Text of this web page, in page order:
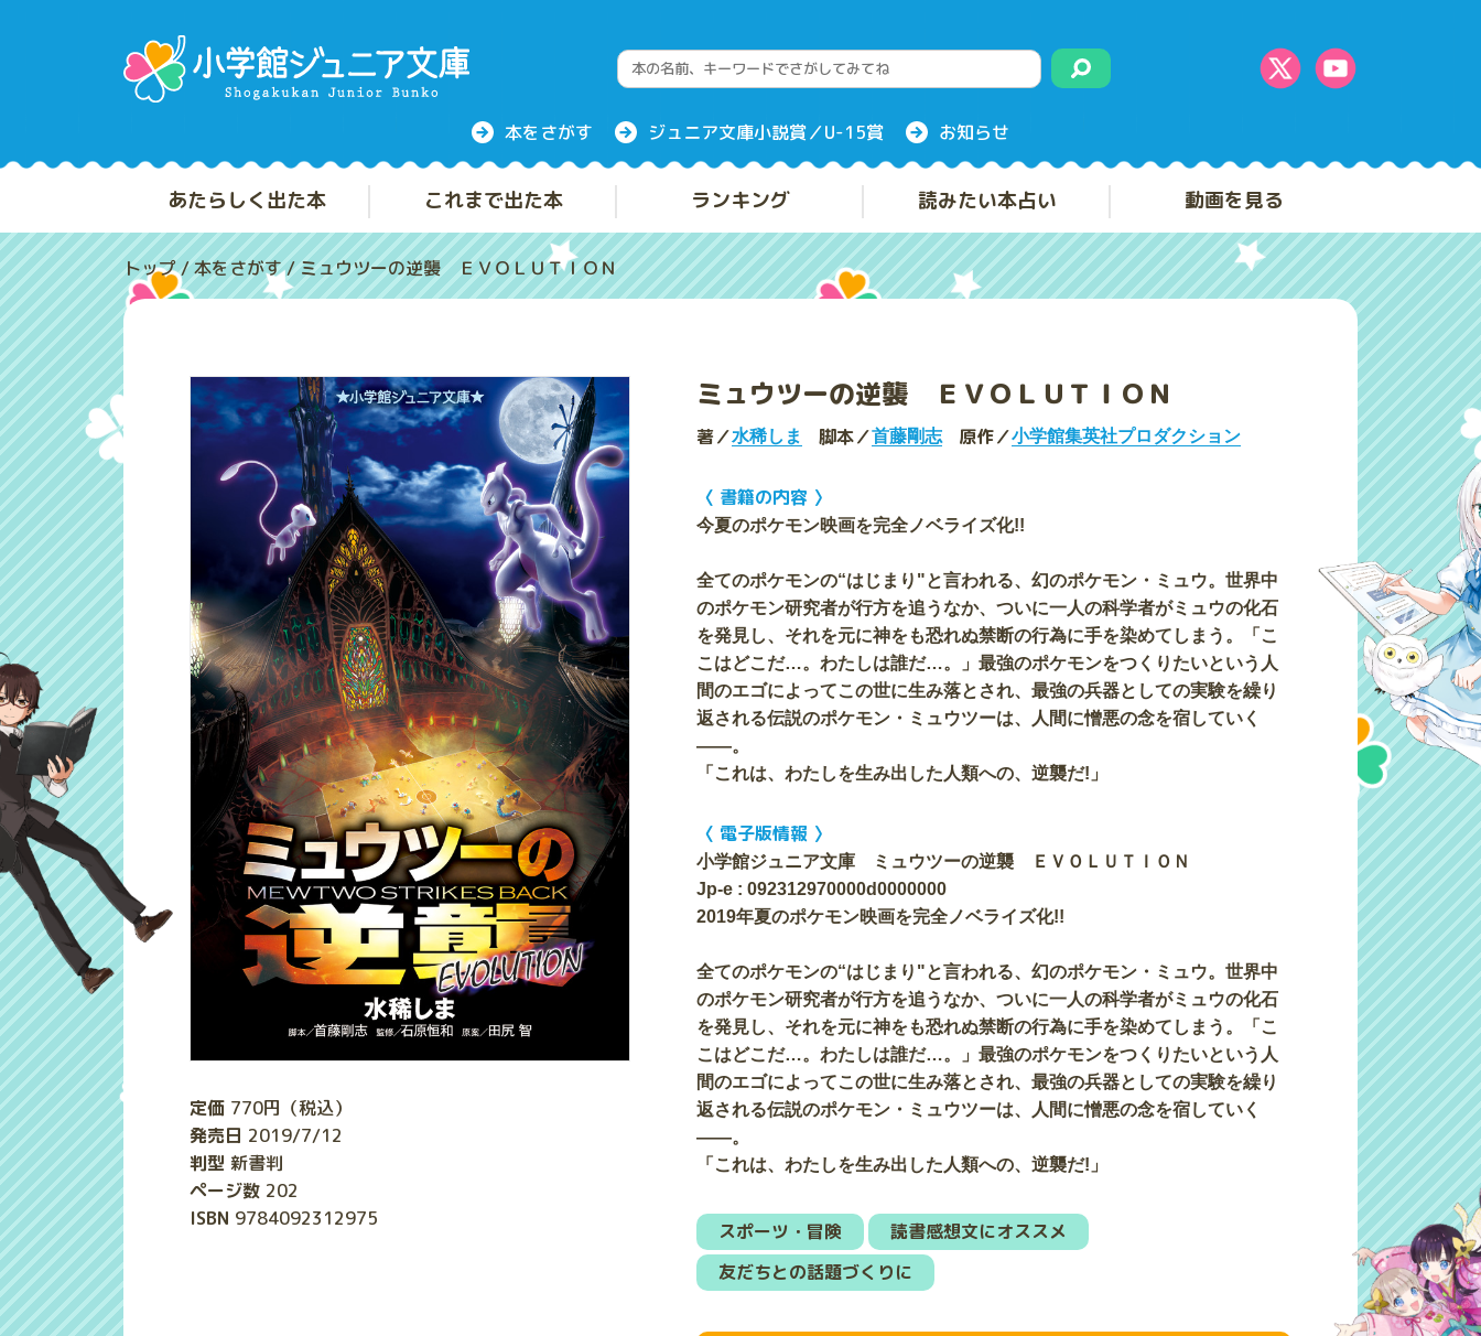
本をさがす ジュニア文庫小説賞／U-15賞 お知らせ
あたらしく出た本 これまで出た本 ランキング 読みたい本占い 動画を見る
トップ/本をさがす/ミュウツーの逆襲 ＥＶＯＬＵＴＩＯＮ
定価 770円（税込）
発売日 2019/7/12
判型 新書判
ページ数 202
ISBN 9784092312975
ミュウツーの逆襲 ＥＶＯＬＵＴＩＯＮ
著／水稀しま 脚本／首藤剛志 原作／小学館集英社プロダクション
〈 書籍の内容 〉
今夏のポケモン映画を完全ノベライズ化!!
全てのポケモンの“はじまり"と言われる、幻のポケモン・ミュウ。世界中
のポケモン研究者が行方を追うなか、ついに一人の科学者がミュウの化石
を発見し、それを元に神をも恐れぬ禁断の行為に手を染めてしまう。「こ
こはどこだ…。わたしは誰だ…。」最強のポケモンをつくりたいという人
間のエゴによってこの世に生み落とされ、最強の兵器としての実験を繰り
返される伝説のポケモン・ミュウツーは、人間に憎悪の念を宿していく
――。
「これは、わたしを生み出した人類への、逆襲だ!」
〈 電子版情報 〉
小学館ジュニア文庫 ミュウツーの逆襲 ＥＶＯＬＵＴＩＯＮ
Jp-e : 092312970000d0000000
2019年夏のポケモン映画を完全ノベライズ化!!
全てのポケモンの“はじまり"と言われる、幻のポケモン・ミュウ。世界中
のポケモン研究者が行方を追うなか、ついに一人の科学者がミュウの化石
を発見し、それを元に神をも恐れぬ禁断の行為に手を染めてしまう。「こ
こはどこだ…。わたしは誰だ…。」最強のポケモンをつくりたいという人
間のエゴによってこの世に生み落とされ、最強の兵器としての実験を繰り
返される伝説のポケモン・ミュウツーは、人間に憎悪の念を宿していく
――。
「これは、わたしを生み出した人類への、逆襲だ!」
スポーツ・冒険
読書感想文にオススメ
友だちとの話題づくりに